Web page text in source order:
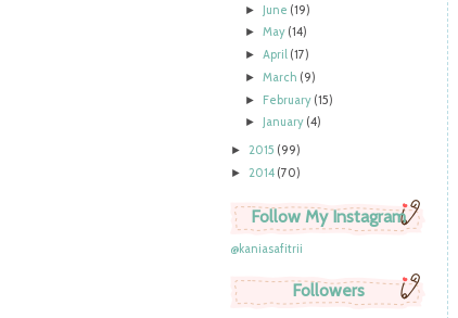
► June (19)
►May (14)
► April (17)
►March (9)
► February (15)
► January (4)
► 2015 (99)
► 2014 (70)
Follow My Instagram
@kaniasafitrii
Followers